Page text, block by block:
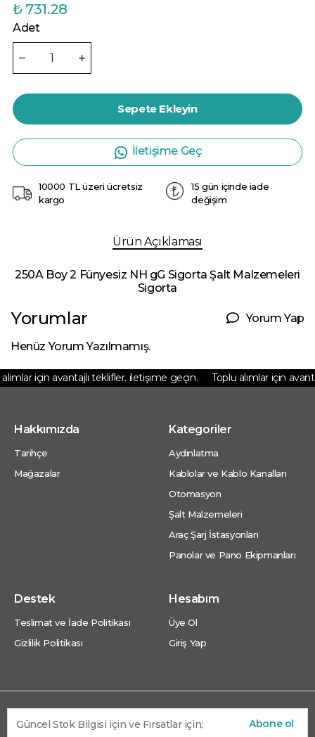
₺ 731.28
Adet
Sepete Ekleyin
İletişime Geç
10000 TL üzeri ücretsiz
kargo
15 gün içinde iade
değişim
Ürün Açıklaması
250A Boy 2 Fünyesiz NH gG Sigorta Şalt Malzemeleri
Sigorta
Yorumlar Yorum Yap
Henüz Yorum Yazılmamış.
için avantajlı teklifler. iletişime geçin. Toplu alımlar için
Hakkımızda
Tarihçe
Mağazalar
Kategoriler
Aydınlatma
Kablolar ve Kablo Kanalları
Otomasyon
Şalt Malzemeleri
Araç Şarj İstasyonları
Panolar ve Pano Ekipmanları
Destek
Teslimat ve İade Politikası
Gizlilik Politikası
Hesabım
Üye Ol
Giriş Yap
Abone ol